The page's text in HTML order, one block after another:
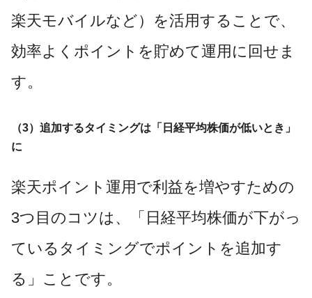
楽天モバイルなど）を活用することで、
効率よくポイントを貯めて運用に回せま
す。
（3）追加するタイミングは「日経平均株価が低いとき」
に
楽天ポイント運用で利益を増やすための
3つ目のコツは、「日経平均株価が下がっ
ているタイミングでポイントを追加す
る」ことです。